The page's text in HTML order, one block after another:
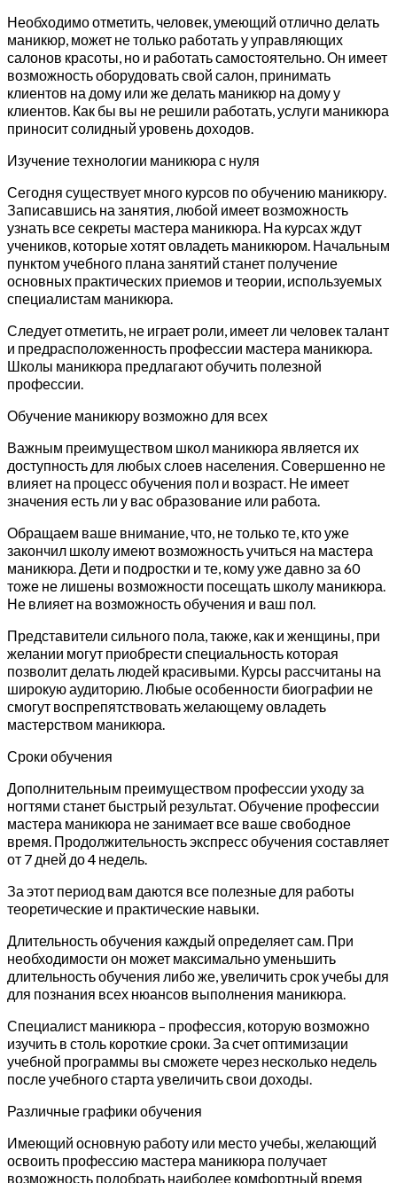
Необходимо отметить, человек, умеющий отлично делать
маникюр, может не только работать у управляющих
салонов красоты, но и работать самостоятельно. Он имеет
возможность оборудовать свой салон, принимать
клиентов на дому или же делать маникюр на дому у
клиентов. Как бы вы не решили работать, услуги маникюра
приносит солидный уровень доходов.
Изучение технологии маникюра с нуля
Сегодня существует много курсов по обучению маникюру.
Записавшись на занятия, любой имеет возможность
узнать все секреты мастера маникюра. На курсах ждут
учеников, которые хотят овладеть маникюром. Начальным
пунктом учебного плана занятий станет получение
основных практических приемов и теории, используемых
специалистам маникюра.
Следует отметить, не играет роли, имеет ли человек талант
и предрасположенность профессии мастера маникюра.
Школы маникюра предлагают обучить полезной
профессии.
Обучение маникюру возможно для всех
Важным преимуществом школ маникюра является их
доступность для любых слоев населения. Совершенно не
влияет на процесс обучения пол и возраст. Не имеет
значения есть ли у вас образование или работа.
Обращаем ваше внимание, что, не только те, кто уже
закончил школу имеют возможность учиться на мастера
маникюра. Дети и подростки и те, кому уже давно за 60
тоже не лишены возможности посещать школу маникюра.
Не влияет на возможность обучения и ваш пол.
Представители сильного пола, также, как и женщины, при
желании могут приобрести специальность которая
позволит делать людей красивыми. Курсы рассчитаны на
широкую аудиторию. Любые особенности биографии не
смогут воспрепятствовать желающему овладеть
мастерством маникюра.
Сроки обучения
Дополнительным преимуществом профессии уходу за
ногтями станет быстрый результат. Обучение профессии
мастера маникюра не занимает все ваше свободное
время. Продолжительность экспресс обучения составляет
от 7 дней до 4 недель.
За этот период вам даются все полезные для работы
теоретические и практические навыки.
Длительность обучения каждый определяет сам. При
необходимости он может максимально уменьшить
длительность обучения либо же, увеличить срок учебы для
для познания всех нюансов выполнения маникюра.
Специалист маникюра – профессия, которую возможно
изучить в столь короткие сроки. За счет оптимизации
учебной программы вы сможете через несколько недель
после учебного старта увеличить свои доходы.
Различные графики обучения
Имеющий основную работу или место учебы, желающий
освоить профессию мастера маникюра получает
возможность подобрать наиболее комфортный время